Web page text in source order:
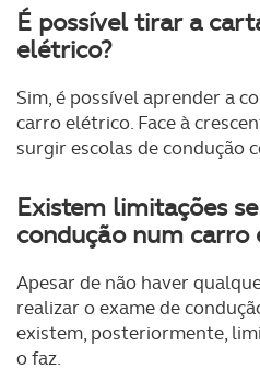
É possível tirar a
elétrico?
Sim, é possível aprender a
carro elétrico. Face à
surgir escolas de condução
Existem limitações
condução num carro
Apesar de não haver
realizar o exame de
existem, posteriormente,
o faz.